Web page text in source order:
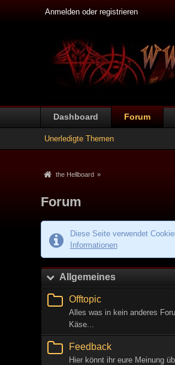
Anmelden oder registrieren
Dashboard Forum
Unerledigte Themen
the Hellboard »
Forum
Diese Seite verwendet
Informationen
Allgemeines
Offtopic
Alles was in kein anderes
Käse...
Feedback
Hier könnt ihr eure Meinung